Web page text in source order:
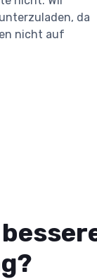
da
nicht auf